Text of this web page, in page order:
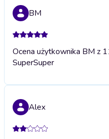
BM
Ocena użytkownika BM z
SuperSuper
Alex